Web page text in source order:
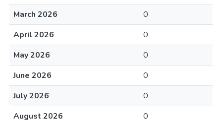
March 2026
0
April 2026
0
May 2026
0
June 2026
0
July 2026
0
August 2026
0